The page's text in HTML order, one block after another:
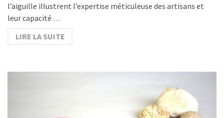
l’aiguille illustrent l’expertise méticuleuse des artisans et
leur capacité …
LIRE LA SUITE